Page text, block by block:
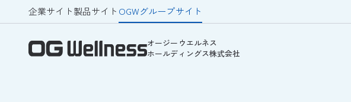
企業サイト製品サイト OGWグループサイト
オージーウエルネス
ホールディングス株式会社